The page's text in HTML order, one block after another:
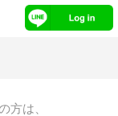
方は、